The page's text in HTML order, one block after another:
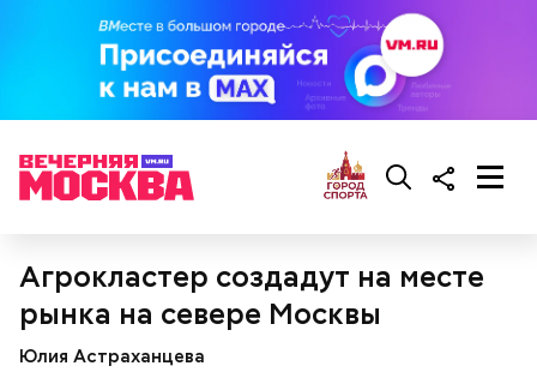
Агрокластер создадут на месте
рынка на севере Москвы
Юлия Астраханцева